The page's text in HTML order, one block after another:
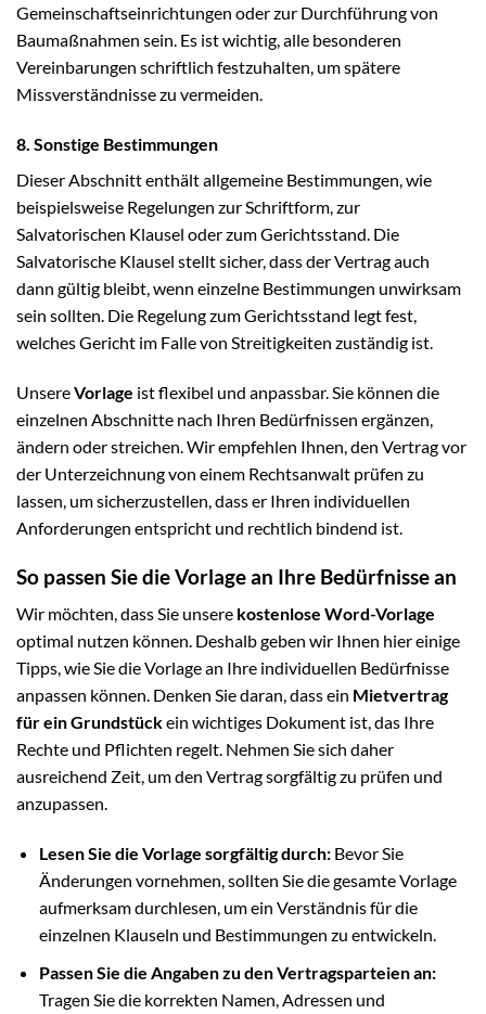
Gemeinschaftseinrichtungen oder zur Durchführung von
Baumaßnahmen sein. Es ist wichtig, alle besonderen
Vereinbarungen schriftlich festzuhalten, um spätere
Missverständnisse zu vermeiden.
8. Sonstige Bestimmungen
Dieser Abschnitt enthält allgemeine Bestimmungen, wie
beispielsweise Regelungen zur Schriftform, zur
Salvatorischen Klausel oder zum Gerichtsstand. Die
Salvatorische Klausel stellt sicher, dass der Vertrag auch
dann gültig bleibt, wenn einzelne Bestimmungen unwirksam
sein sollten. Die Regelung zum Gerichtsstand legt fest,
welches Gericht im Falle von Streitigkeiten zuständig ist.
UnsereVorlage ist flexibel und anpassbar. Sie können die
einzelnen Abschnitte nach Ihren Bedürfnissen ergänzen,
ändern oder streichen. Wir empfehlen Ihnen, den Vertrag vor
der Unterzeichnung von einem Rechtsanwalt prüfen zu
lassen, um sicherzustellen, dass er Ihren individuellen
Anforderungen entspricht und rechtlich bindend ist.
So passen Sie die Vorlage an Ihre Bedürfnisse an
Wir möchten, dass Sie unsere kostenlose Word-Vorlage
optimal nutzen können. Deshalb geben wir Ihnen hier einige
Tipps, wie Sie die Vorlage an Ihre individuellen Bedürfnisse
anpassen können. Denken Sie daran, dass ein Mietvertrag
für ein Grundstückein wichtiges Dokument ist, das Ihre
Rechte und Pflichten regelt. Nehmen Sie sich daher
ausreichend Zeit, um den Vertrag sorgfältig zu prüfen und
anzupassen.
Lesen Sie die Vorlage sorgfältig durch:Bevor Sie
Änderungen vornehmen, sollten Sie die gesamte Vorlage
aufmerksam durchlesen, um ein Verständnis für die
einzelnen Klauseln und Bestimmungen zu entwickeln.
Passen Sie die Angaben zu den Vertragsparteien an:
Tragen Sie die korrekten Namen, Adressen und